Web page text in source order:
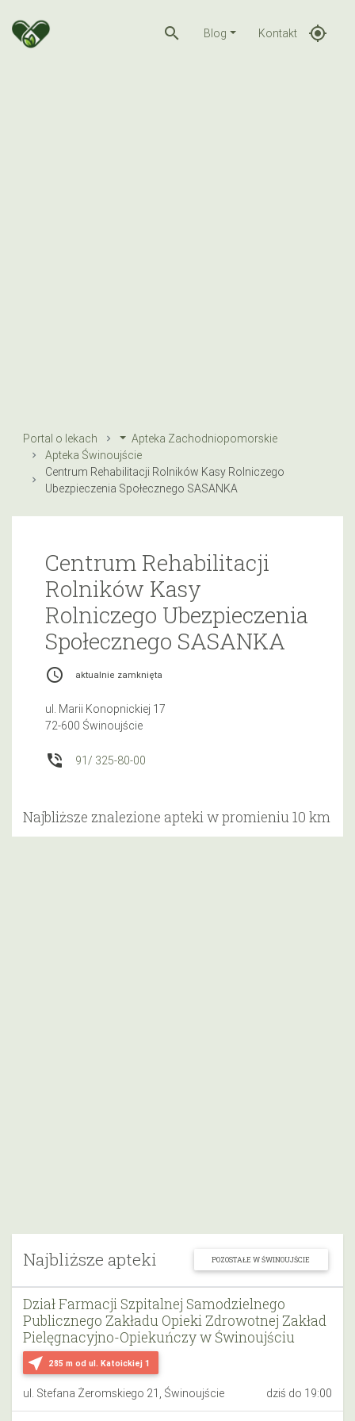
search Blog Kontakt gps_fixed
Portal o lekach
Apteka Zachodniopomorskie
Apteka Świnoujście
Centrum Rehabilitacji Rolników Kasy Rolniczego
Ubezpieczenia Społecznego SASANKA
Najbliższe apteki POZOSTAŁE W ŚWINOUJŚCIE
near_me 285 m od ul. Katoickiej 1
Dział Farmacji Szpitalnej Samodzielnego
Publicznego Zakładu Opieki Zdrowotnej Zakład
Pielęgnacyjno-Opiekuńczy w Świnoujściu
ul. Stefana Żeromskiego 21, Świnoujście dziś do 19:00
Centrum Rehabilitacji
Rolników Kasy
Rolniczego Ubezpieczenia
Społecznego SASANKA
access_time aktualnie zamknięta
ul. Marii Konopnickiej 17
72-600 Świnoujście
phone_in_talk 91/ 325-80-00
Najbliższe znalezione apteki w promieniu 10 km